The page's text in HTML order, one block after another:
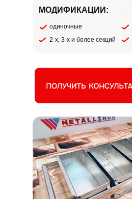
МОДИФИКАЦИИ:
одиночные
2-х, 3-х и более секций